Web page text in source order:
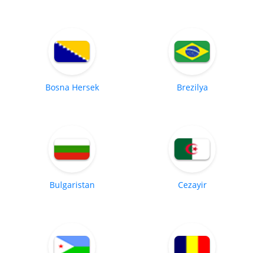
Bosna Hersek Brezilya
Bulgaristan Cezayir